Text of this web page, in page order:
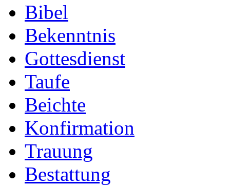
Bibel
Bekenntnis
Gottesdienst
Taufe
Beichte
Konfirmation
Trauung
Bestattung